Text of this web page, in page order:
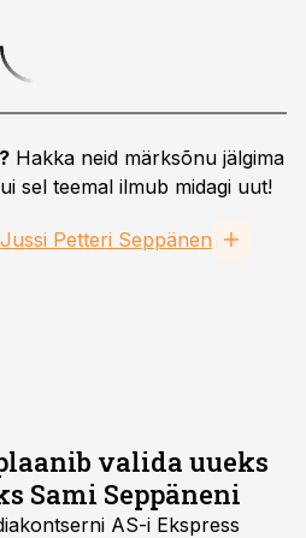
Hakka neid märksõnu jälgima
sel teemal ilmub midagi uut!
Petteri Seppänen
valida uueks
Sami Seppäneni
AS-i Ekspress